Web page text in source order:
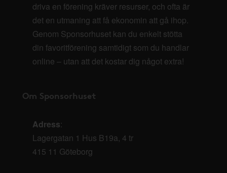
driva en förening kräver resurser, och ofta är
det en utmaning att få ekonomin att gå ihop.
Genom Sponsorhuset kan du enkelt stötta
din favoritförening samtidigt som du handlar
online – utan att det kostar dig något extra!
Om Sponsorhuset
Adress:
Lagergatan 1 Hus B19a, 4 tr
415 11 Göteborg